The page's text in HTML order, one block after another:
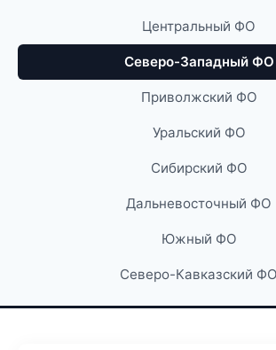
Центральный ФО
Северо-Западный ФО
Приволжский ФО
Уральский ФО
Сибирский ФО
Дальневосточный ФО
Южный ФО
Северо-Кавказский ФО